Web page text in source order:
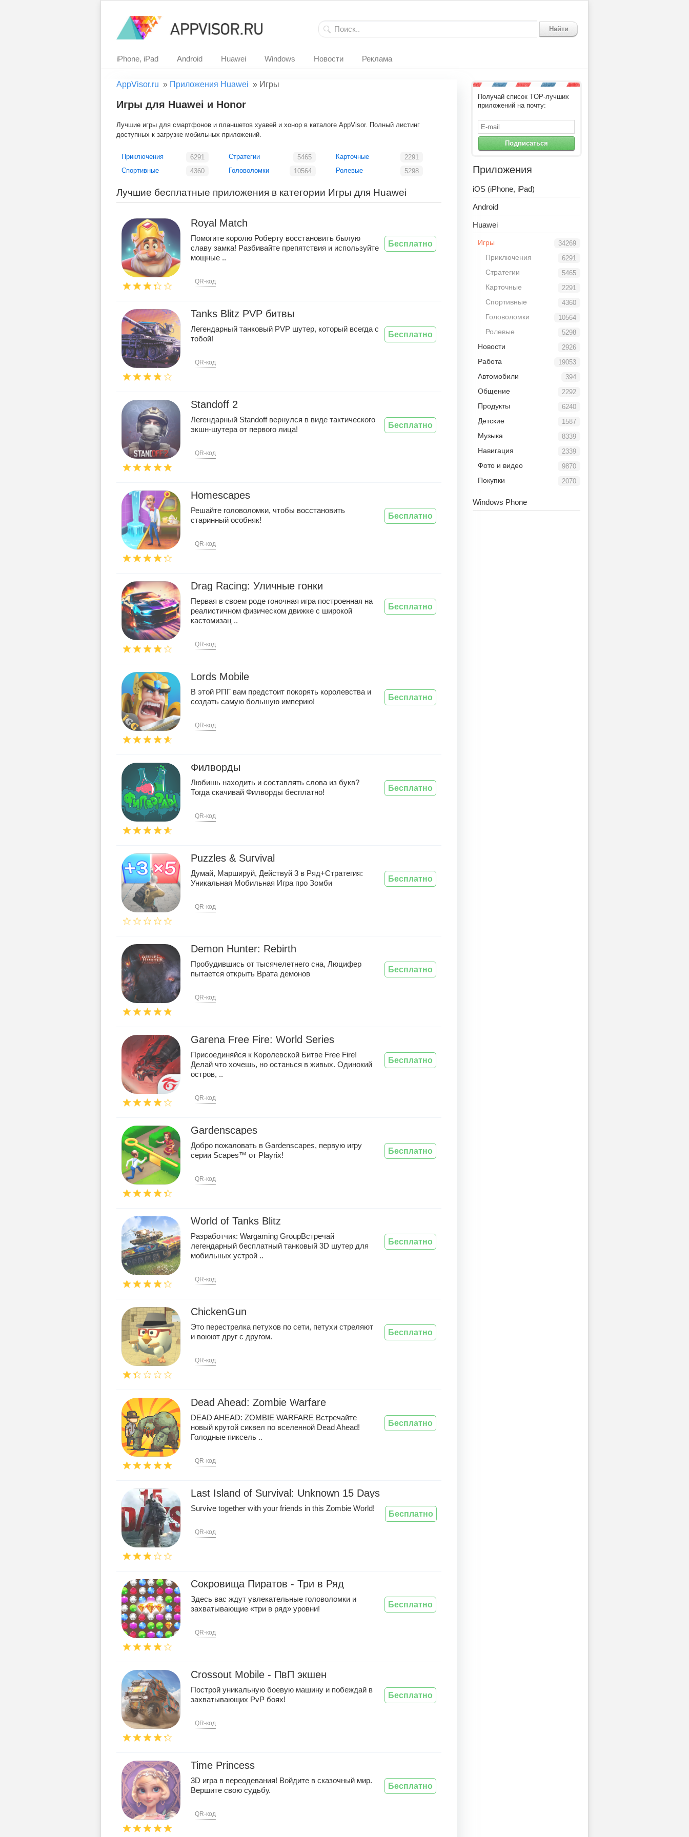
Найти
iPhone, iPad Android Huawei Windows Новости Реклама
AppVisor.ru » Приложения Huawei » Игры
Игры для Huawei и Honor
Лучшие игры для смартфонов и планшетов хуавей и хонор в каталоге AppVisor. Полный листинг
доступных к загрузке мобильных приложений.
Приключения 6291 Стратегии 5465 Карточные
2291
Спортивные
4360 Головоломки 10564 Ролевые 5298
Лучшие бесплатные приложения в категории Игры для Huawei
Royal Match
Помогите королю Роберту восстановить былую
славу замка! Разбивайте препятствия и используйте
мощные ..
QR-код
Бесплатно
Tanks Blitz PVP битвы
Легендарный танковый PVP шутер, который всегда с
тобой!
QR-код
Бесплатно
Standoff 2
Легендарный Standoff вернулся в виде тактического
экшн-шутера от первого лица!
QR-код
Бесплатно
Homescapes
Решайте головоломки, чтобы восстановить
старинный особняк!
QR-код
Бесплатно
Drag Racing: Уличные гонки
Первая в своем роде гоночная игра построенная на
реалистичном физическом движке с широкой
кастомизац ..
QR-код
Бесплатно
Lords Mobile
В этой РПГ вам предстоит покорять королевства и
создать самую большую империю!
QR-код
Бесплатно
Филворды
Любишь находить и составлять слова из букв?
Тогда скачивай Филворды бесплатно!
QR-код
Бесплатно
Puzzles & Survival
Думай, Маршируй, Действуй 3 в Ряд+Стратегия:
Уникальная Мобильная Игра про Зомби
QR-код
Бесплатно
Demon Hunter: Rebirth
Пробудившись от тысячелетнего сна, Люцифер
пытается открыть Врата демонов
QR-код
Бесплатно
Garena Free Fire: World Series
Присоединяйся к Королевской Битве Free Fire!
Делай что хочешь, но останься в живых. Одинокий
остров, ..
QR-код
Бесплатно
Gardenscapes
Добро пожаловать в Gardenscapes, первую игру
серии Scapes™ от Playrix!
QR-код
Бесплатно
World of Tanks Blitz
Разработчик: Wargaming GroupВстречай
легендарный бесплатный танковый 3D шутер для
мобильных устрой ..
QR-код
Бесплатно
ChickenGun
Это перестрелка петухов по сети, петухи стреляют
и воюют друг с другом.
QR-код
Бесплатно
Dead Ahead: Zombie Warfare
DEAD AHEAD: ZOMBIE WARFARE Встречайте
новый крутой сиквел по вселенной Dead Ahead!
Голодные пиксель ..
QR-код
Бесплатно
Last Island of Survival: Unknown 15 Days
Survive together with your friends in this Zombie World!
QR-код
Бесплатно
Сокровища Пиратов - Три в Ряд
Здесь вас ждут увлекательные головоломки и
захватывающие «три в ряд» уровни!
QR-код
Бесплатно
Crossout Mobile - ПвП экшен
Построй уникальную боевую машину и побеждай в
захватывающих PvP боях!
QR-код
Бесплатно
Time Princess
3D игра в переодевания! Войдите в сказочный мир.
Вершите свою судьбу.
QR-код
Бесплатно
Получай список TOP-лучших
приложений на почту:
Подписаться
Приложения
iOS (iPhone, iPad)
Android
Huawei
34269
Игры
6291
Приключения
5465
Стратегии
2291
Карточные
4360
Спортивные
10564
Головоломки
5298
Ролевые
2926
Новости
19053
Работа
394
Автомобили
2292
Общение
6240
Продукты
1587
Детские
8339
Музыка
2339
Навигация
9870
Фото и видео
2070
Покупки
Windows Phone